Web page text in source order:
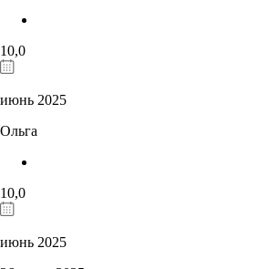
10,0
июнь 2025
Ольга
10,0
июнь 2025